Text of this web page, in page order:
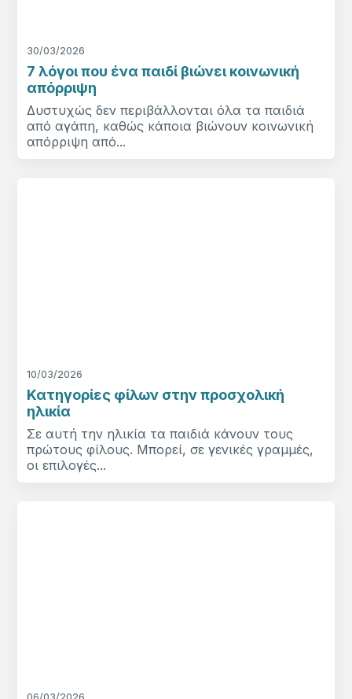
30/03/2026
7 λόγοι που ένα παιδί βιώνει κοινωνική
απόρριψη
Δυστυχώς δεν περιβάλλονται όλα τα παιδιά
από αγάπη, καθώς κάποια βιώνουν κοινωνική
απόρριψη από...
10/03/2026
Κατηγορίες φίλων στην προσχολική
ηλικία
Σε αυτή την ηλικία τα παιδιά κάνουν τους
πρώτους φίλους. Μπορεί, σε γενικές γραμμές,
οι επιλογές...